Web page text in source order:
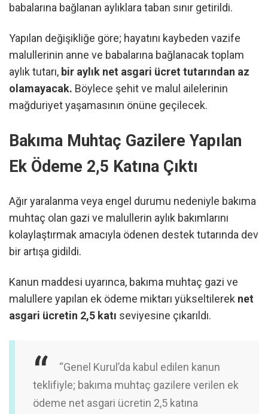
babalarına bağlanan aylıklara taban sınır getirildi.
Yapılan değişikliğe göre; hayatını kaybeden vazife
malullerinin anne ve babalarına bağlanacak toplam
aylık tutarı, bir aylık net asgari ücret tutarından az
olamayacak. Böylece şehit ve malul ailelerinin
mağduriyet yaşamasının önüne geçilecek.
Bakıma Muhtaç Gazilere Yapılan
Ek Ödeme 2,5 Katına Çıktı
Ağır yaralanma veya engel durumu nedeniyle bakıma
muhtaç olan gazi ve malullerin aylık bakımlarını
kolaylaştırmak amacıyla ödenen destek tutarında dev
bir artışa gidildi.
Kanun maddesi uyarınca, bakıma muhtaç gazi ve
malullere yapılan ek ödeme miktarı yükseltilerek net
asgari ücretin 2,5 katı seviyesine çıkarıldı.
“Genel Kurul’da kabul edilen kanun
teklifiyle; bakıma muhtaç gazilere verilen ek
ödeme net asgari ücretin 2,5 katına